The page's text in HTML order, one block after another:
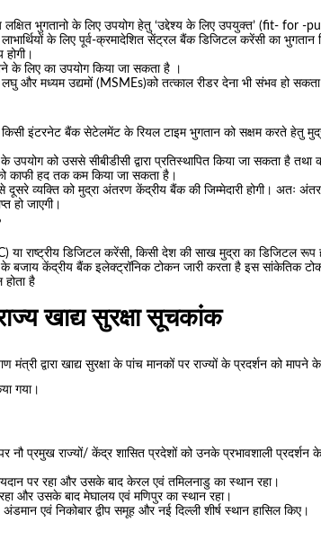
भुगतानो के लिए उपयोग हेतु ‘उद्देश्य के लिए उपयुक्त’ (fit- for -
के लिए पूर्व-क्रमादेशित सेंट्रल बैंक डिजिटल करेंसी का
होगी।
के लिए का उपयोग किया जा सकता है ।
और मध्यम उद्यमों (MSMEs)को तत्काल रीडर देना भी संभव हो
किसी इंटरनेट बैंक सेटेलमेंट के रियल टाइम भुगतान को सक्षम करते हेतु
को उससे सीबीडीसी द्वारा प्रतिस्थापित किया जा सकता है तथा
काफी हद तक कम किया जा सकता है।
दूसरे व्यक्ति को मुद्रा अंतरण केंद्रीय बैंक की जिम्मेदारी होगी। अतः
हो जाएगी।
राष्ट्रीय डिजिटल करेंसी, किसी देश की साख मुद्रा का डिजिटल रूप
के बजाय केंद्रीय बैंक इलेक्ट्रॉनिक टोकन जारी करता है इस सांकेतिक
होता है
खाद्य सुरक्षा सूचकांक
मंत्री द्वारा खाद्य सुरक्षा के पांच मानकों पर राज्यों के प्रदर्शन को मापने
गया।
नौ प्रमुख राज्यों/ केंद्र शासित प्रदेशों को उनके प्रभावशाली प्रदर्शन के
पर रहा और उसके बाद केरल एवं तमिलनाडु का स्‍थान रहा।
रहा और उसके बाद मेघालय एवं मणिपुर का स्‍थान रहा।
एवं निकोबार द्वीप समूह और नई दिल्ली शीर्ष स्थान हासिल किए।